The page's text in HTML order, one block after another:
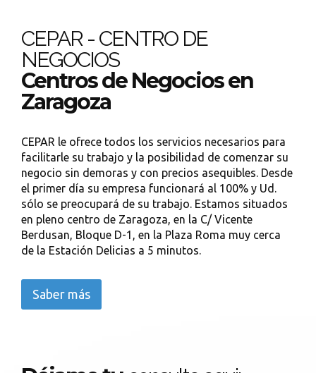
CEPAR - CENTRO DE
NEGOCIOS
Centros de Negocios en
Zaragoza
CEPAR le ofrece todos los servicios necesarios para
facilitarle su trabajo y la posibilidad de comenzar su
negocio sin demoras y con precios asequibles. Desde
el primer día su empresa funcionará al 100% y Ud.
sólo se preocupará de su trabajo. Estamos situados
en pleno centro de Zaragoza, en la C/ Vicente
Berdusan, Bloque D-1, en la Plaza Roma muy cerca
de la Estación Delicias a 5 minutos.
Saber más